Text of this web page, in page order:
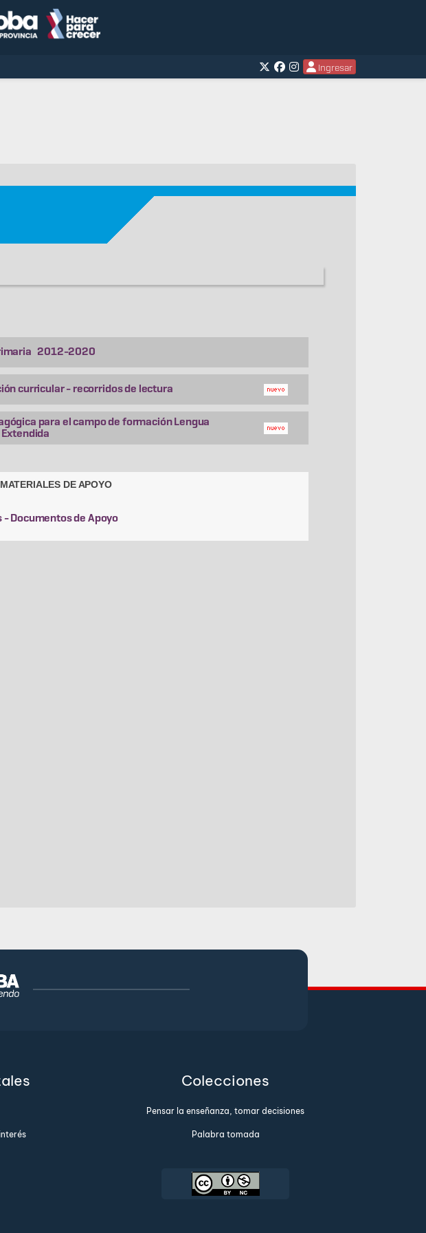
Ingresar
2012-2020
curricular - recorridos de lectura
para el campo de formación Lengua
MATERIALES DE APOYO
Documentos de Apoyo
Colecciones
Pensar la enseñanza, tomar decisiones
Palabra tomada